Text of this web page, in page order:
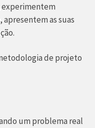
experimentem
as suas
de projeto
um problema real